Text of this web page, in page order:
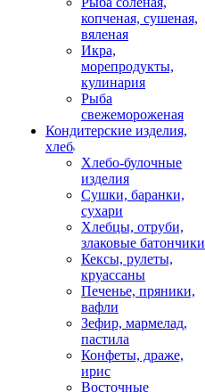
копченая, сушеная,
вяленая
Икра,
морепродукты,
кулинария
Рыба
свежемороженая
Кондитерские изделия,
хлеб
Хлебо-булочные
изделия
Сушки, баранки,
сухари
Хлебцы, отруби,
злаковые батончики
Кексы, рулеты,
круассаны
Печенье, пряники,
вафли
Зефир, мармелад,
пастила
Конфеты, драже,
ирис
Восточные